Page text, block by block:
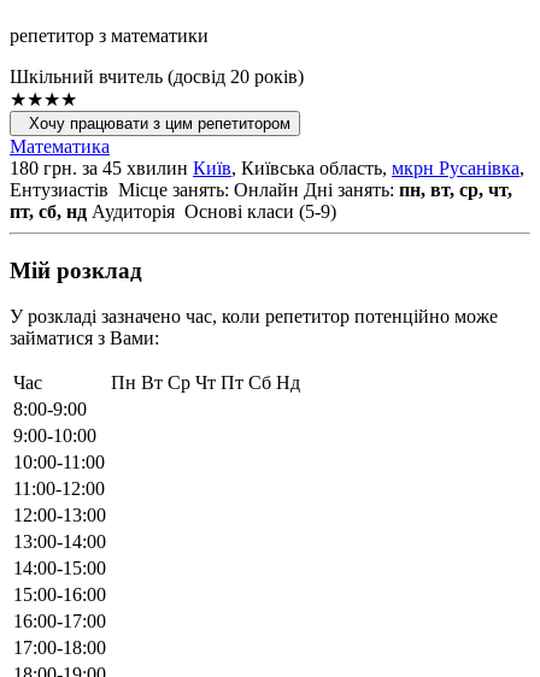
репетитор з математики
Шкільний вчитель (досвід 20 років)
★★★★
Хочу працювати з цим репетитором
Математика
180 грн. за 45 хвилин Київ, Київська область, мкрн Русанівка,
Ентузиастів Місце занять: Онлайн Дні занять: пн, вт, ср, чт,
пт, сб, нд Аудиторія Основі класи (5-9)
Мій розклад
У розкладі зазначено час, коли репетитор потенційно може
займатися з Вами:
Час Пн Вт Ср Чт Пт Сб Нд
8:00-9:00
9:00-10:00
10:00-11:00
11:00-12:00
12:00-13:00
13:00-14:00
14:00-15:00
15:00-16:00
16:00-17:00
17:00-18:00